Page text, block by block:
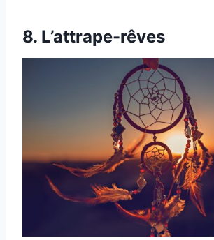
8. L’attrape-rêves